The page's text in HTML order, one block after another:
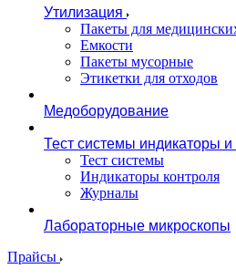
Утилизация
Пакеты для
Емкости
Пакеты мусорные
Этикетки для отходов
Медоборудование
Тест системы индикаторы
Тест системы
Индикаторы контроля
Журналы
Лабораторные микроскопы
Прайсы